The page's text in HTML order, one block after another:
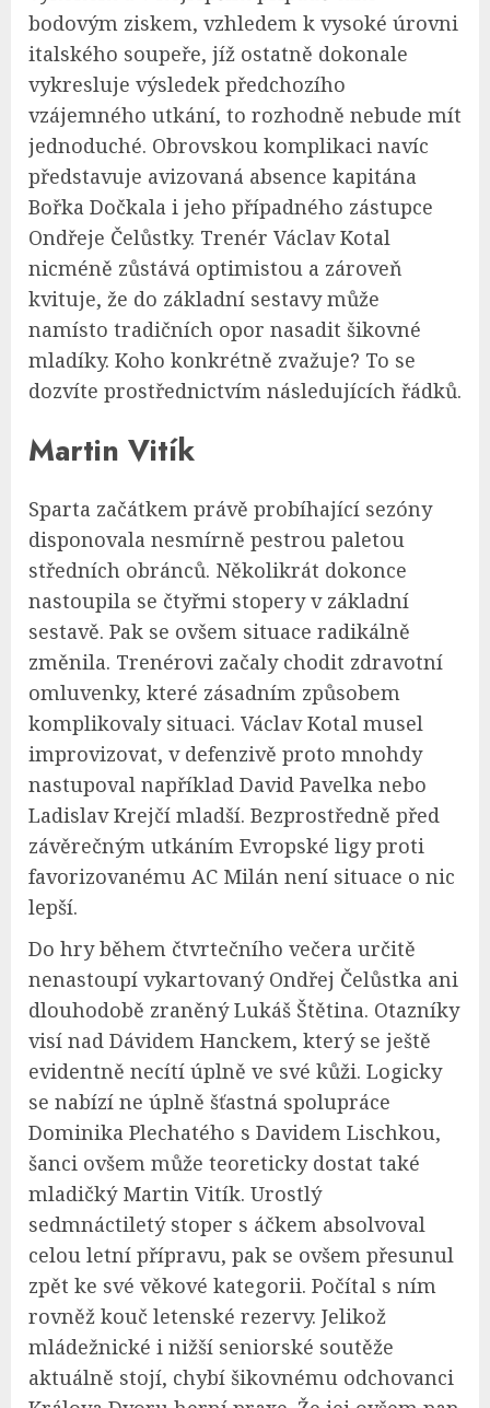
bodovým ziskem, vzhledem k vysoké úrovni
italského soupeře, jíž ostatně dokonale
vykresluje výsledek předchozího
vzájemného utkání, to rozhodně nebude mít
jednoduché. Obrovskou komplikaci navíc
představuje avizovaná absence kapitána
Bořka Dočkala i jeho případného zástupce
Ondřeje Čelůstky. Trenér Václav Kotal
nicméně zůstává optimistou a zároveň
kvituje, že do základní sestavy může
namísto tradičních opor nasadit šikovné
mladíky. Koho konkrétně zvažuje? To se
dozvíte prostřednictvím následujících řádků.
Martin Vitík
Sparta začátkem právě probíhající sezóny
disponovala nesmírně pestrou paletou
středních obránců. Několikrát dokonce
nastoupila se čtyřmi stopery v základní
sestavě. Pak se ovšem situace radikálně
změnila. Trenérovi začaly chodit zdravotní
omluvenky, které zásadním způsobem
komplikovaly situaci. Václav Kotal musel
improvizovat, v defenzivě proto mnohdy
nastupoval například David Pavelka nebo
Ladislav Krejčí mladší. Bezprostředně před
závěrečným utkáním Evropské ligy proti
favorizovanému AC Milán není situace o nic
lepší.
Do hry během čtvrtečního večera určitě
nenastoupí vykartovaný Ondřej Čelůstka ani
dlouhodobě zraněný Lukáš Štětina. Otazníky
visí nad Dávidem Hanckem, který se ještě
evidentně necítí úplně ve své kůži. Logicky
se nabízí ne úplně šťastná spolupráce
Dominika Plechatého s Davidem Lischkou,
šanci ovšem může teoreticky dostat také
mladičký Martin Vitík. Urostlý
sedmnáctiletý stoper s áčkem absolvoval
celou letní přípravu, pak se ovšem přesunul
zpět ke své věkové kategorii. Počítal s ním
rovněž kouč letenské rezervy. Jelikož
mládežnické i nižší seniorské soutěže
aktuálně stojí, chybí šikovnému odchovanci